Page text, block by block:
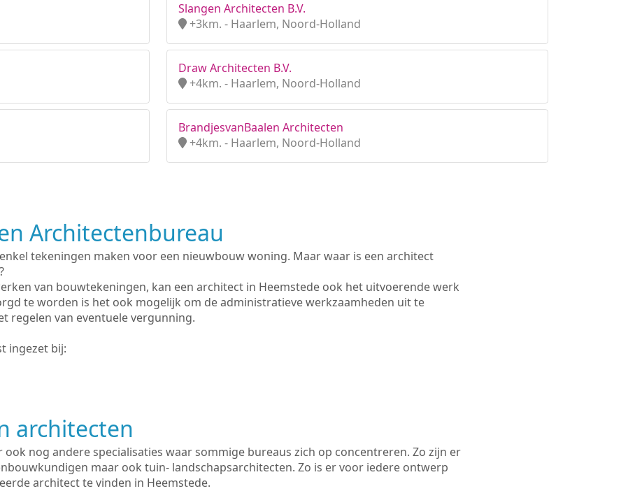
Slangen Architecten B.V.
+3km. - Haarlem, Noord-Holland
Draw Architecten B.V.
+4km. - Haarlem, Noord-Holland
BrandjesvanBaalen Architecten
+4km. - Haarlem, Noord-Holland
Architectenbureau
tekeningen maken voor een nieuwbouw woning. Maar waar is een architect
van bouwtekeningen, kan een architect in Heemstede ook het uitvoerende werk
te worden is het ook mogelijk om de administratieve werkzaamheden uit te
regelen van eventuele vergunning.
ingezet bij:
architecten
nog andere specialisaties waar sommige bureaus zich op concentreren. Zo zijn er
maar ook tuin- landschapsarchitecten. Zo is er voor iedere ontwerp
architect te vinden in Heemstede.